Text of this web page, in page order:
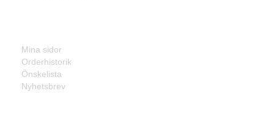
Mina sidor
Orderhistorik
Önskelista
Nyhetsbrev